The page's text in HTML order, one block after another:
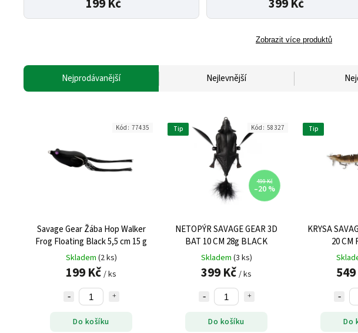
199 Kč 399 Kč
Zobrazit více produktů
Nejprodávanější Nejlevnější
Savage Gear Žába Hop Walker
Frog Floating Black 5,5 cm 15 g
Skladem (2 ks)
199 Kč / ks
Do košíku
Kód: 77435 Tip
499 Kč
–20 %
NETOPÝR SAVAGE GEAR 3D
BAT 10 CM 28g BLACK
Skladem (3 ks)
399 Kč / ks
Do košíku
Kód: 58327 Tip
KRYSA
20 CM
Do